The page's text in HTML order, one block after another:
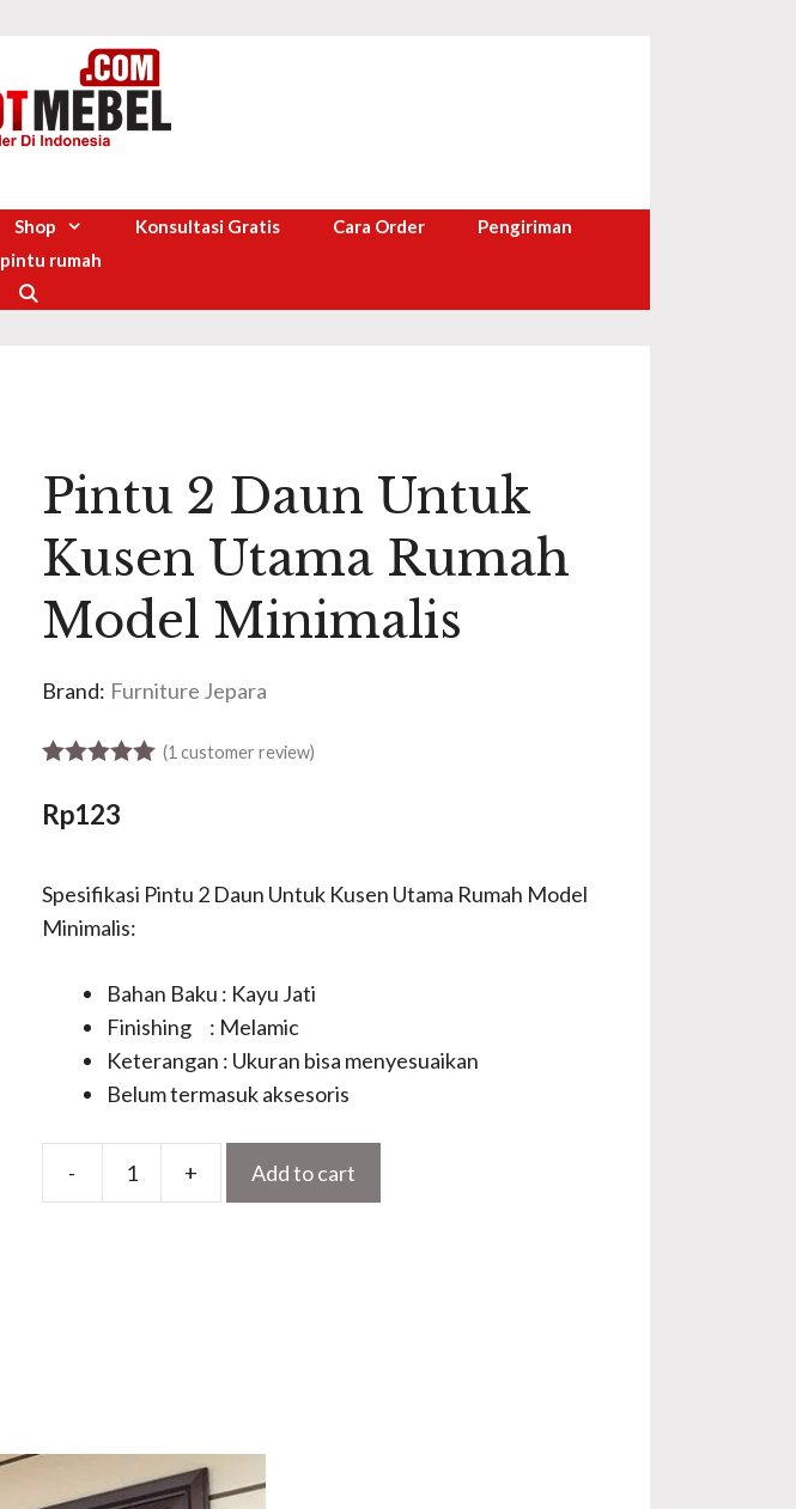
Shop Konsultasi Gratis Cara Order
Pengiriman
pintu rumah
Pintu 2 Daun Untuk
Kusen Utama Rumah
Model Minimalis
Brand: Furniture Jepara
(1 customer review)
Rp123
Spesifikasi Pintu 2 Daun Untuk Kusen Utama Rumah Model
Minimalis:
Bahan Baku : Kayu Jati
Finishing : Melamic
Keterangan : Ukuran bisa menyesuaikan
Belum termasuk aksesoris
-
Minimalis
quantity
+ Add to cart